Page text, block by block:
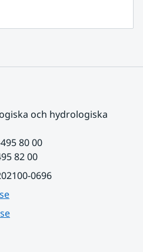
och hydrologiska
80 00
82 00
0696